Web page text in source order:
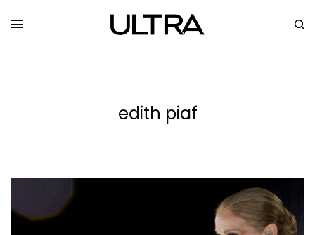
edith piaf